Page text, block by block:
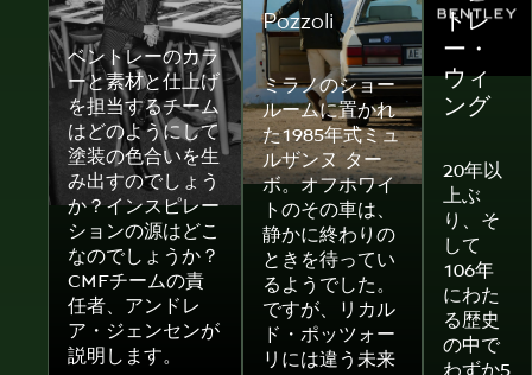
ベントレーのカラ
ーと素材と仕上げ
を担当するチーム
はどのようにして
塗装の色合いを生
み出すのでしょう
か？インスピレー
ションの源はどこ
なのでしょうか？
CMFチームの責
任者、アンドレ
ア・ジェンセンが
説明します。
Pozzoli
ミラノのショー
ルームに置かれ
た1985年式ミュ
ルザンヌ ター
ボ。オフホワイ
トのその車は、
静かに終わりの
ときを待ってい
るようでした。
ですが、リカル
ド・ポッツォー
リには違う未来
トレ
ー・
ウィ
ング
20年以
上ぶ
り、そ
して
106年
にわた
る歴史
の中で
わずか5